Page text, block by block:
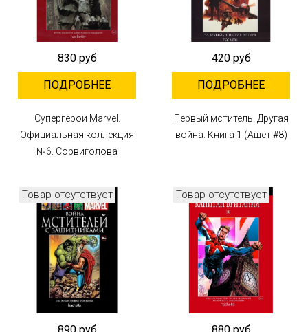
830 руб
ПОДРОБНЕЕ
Супергерои Marvel.
Официальная коллекция
№6. Сорвиголова
420 руб
ПОДРОБНЕЕ
Первый мститель. Другая
война. Книга 1 (Ашет #8)
Товар отсутствует
890 руб
Товар отсутствует
880 руб